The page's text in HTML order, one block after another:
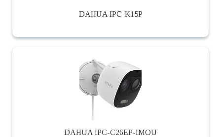
DAHUA IPC-K15P
DAHUA IPC-C26EP-IMOU